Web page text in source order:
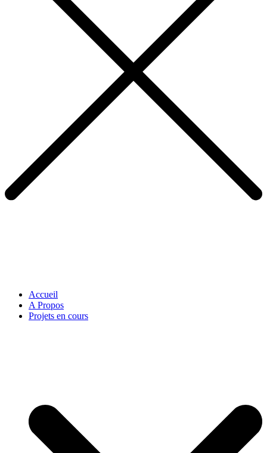
Accueil
A Propos
Projets en cours